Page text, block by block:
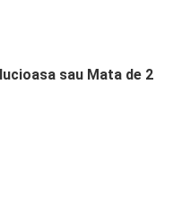
sau Mata de 2